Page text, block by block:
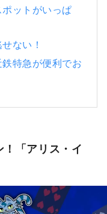
ポットがいっぱ
ない！
特急が便利でお
！「アリス・イ